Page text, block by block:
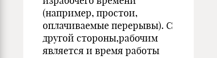
(например, простои,
оплачиваемые перерывы). С
другой стороны,рабочим
является и время работы